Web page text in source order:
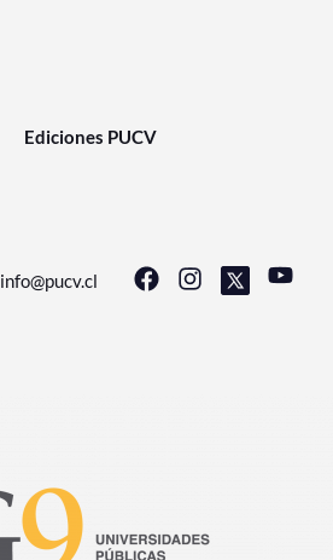
Ediciones PUCV
info@pucv.cl